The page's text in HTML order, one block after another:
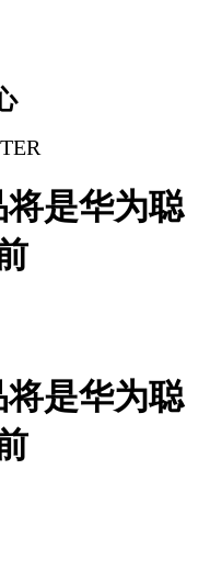
是华为聪
是华为聪